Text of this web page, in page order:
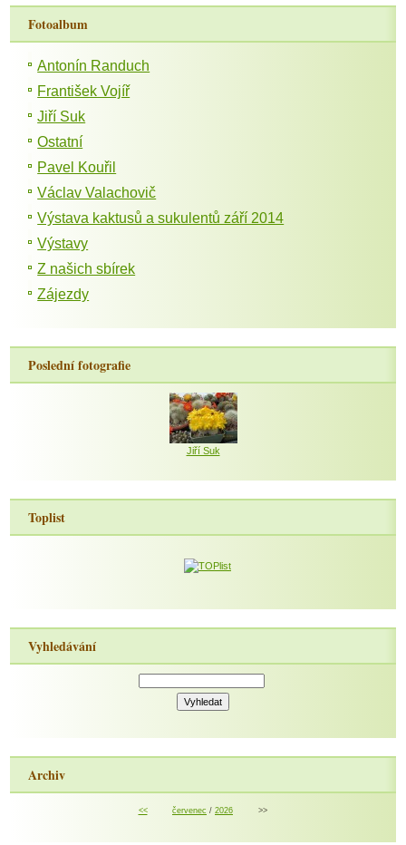
Fotoalbum
Antonín Randuch
František Vojíř
Jiří Suk
Ostatní
Pavel Kouřil
Václav Valachovič
Výstava kaktusů a sukulentů září 2014
Výstavy
Z našich sbírek
Zájezdy
Poslední fotografie
Jiří Suk
Toplist
Vyhledávání
Archiv
<< červenec / 2026 >>